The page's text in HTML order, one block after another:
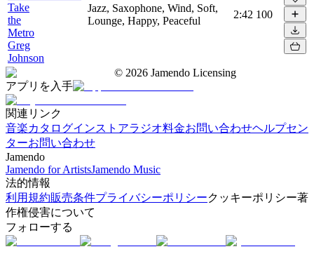
Take
the
Metro
Greg
Johnson
Jazz, Saxophone, Wind, Soft,
Lounge, Happy, Peaceful
2:42 100
© 2026 Jamendo Licensing
アプリを入手
関連リンク
音楽カタログインストアラジオ料金お問い合わせヘルプセン
ターお問い合わせ
Jamendo
Jamendo for ArtistsJamendo Music
法的情報
利用規約販売条件プライバシーポリシークッキーポリシー著
作権侵害について
フォローする